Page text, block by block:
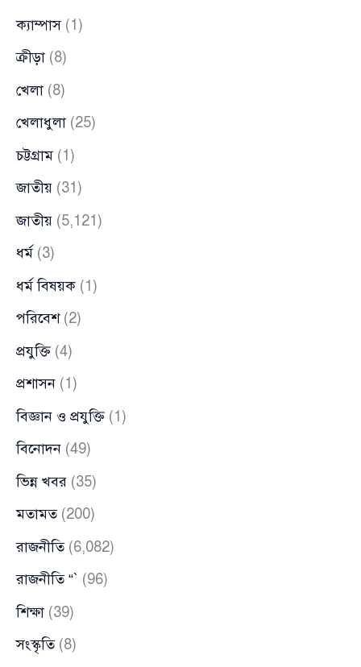
ক্যাম্পাস(1)
ক্রীড়া (8)
খেলা (8)
খেলাধুলা (25)
চট্টগ্রাম (1)
জাতীয় (31)
জাতীয় (5,121)
ধর্ম (3)
ধর্ম বিষয়ক (1)
পরিবেশ(2)
প্রযুক্তি (4)
প্রশাসন (1)
বিজ্ঞান ও প্রযুক্তি (1)
বিনোদন (49)
ভিন্ন খবর (35)
মতামত(200)
রাজনীতি(6,082)
রাজনীতি “` (96)
শিক্ষা (39)
সংস্কৃতি(8)